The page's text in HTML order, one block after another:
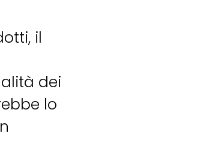
il
dei
lo